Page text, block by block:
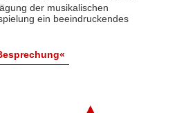
der musikalischen
ein beeindruckendes